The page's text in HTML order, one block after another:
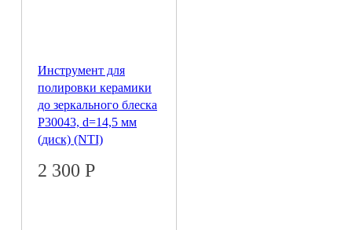
Инструмент для
полировки керамики
до зеркального блеска
Р30043, d=14,5 мм
(диск) (NTI)
2 300 Р